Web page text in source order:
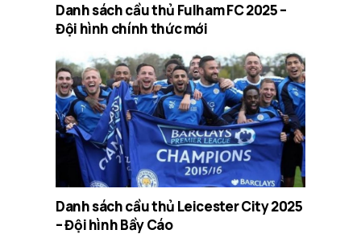
Danh sách cầu thủ Fulham FC 2025 –
Đội hình chính thức mới
Danh sách cầu thủ Leicester City 2025
– Đội hình Bầy Cáo